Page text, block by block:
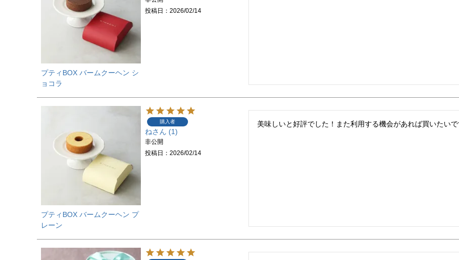
プティBOX バームクーヘン シ
ョコラ
投稿日
2026/02/14
プティBOX バームクーヘン プ
レーン
購入者
ね 1
非公開
投稿日
2026/02/14
美味しいと好評でした！また利用する機会があれば買いたいで